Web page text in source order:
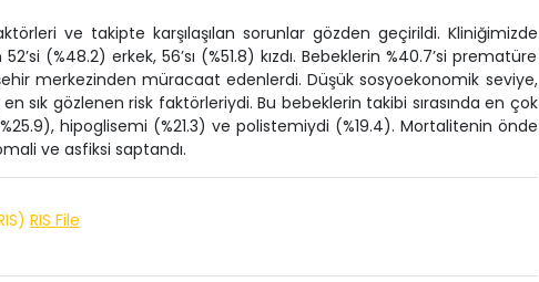
ve takipte karşılaşılan sorunlar gözden geçirildi. Kliniğimizde
(%48.2) erkek, 56’sı (%51.8) kızdı. Bebeklerin %40.7’si prematüre
merkezinden müracaat edenlerdi. Düşük sosyoekonomik seviye,
sık gözlenen risk faktörleriydi. Bu bebeklerin takibi sırasında en çok
hipoglisemi (%21.3) ve polistemiydi (%19.4). Mortalitenin önde
ve asfiksi saptandı.
RIS File